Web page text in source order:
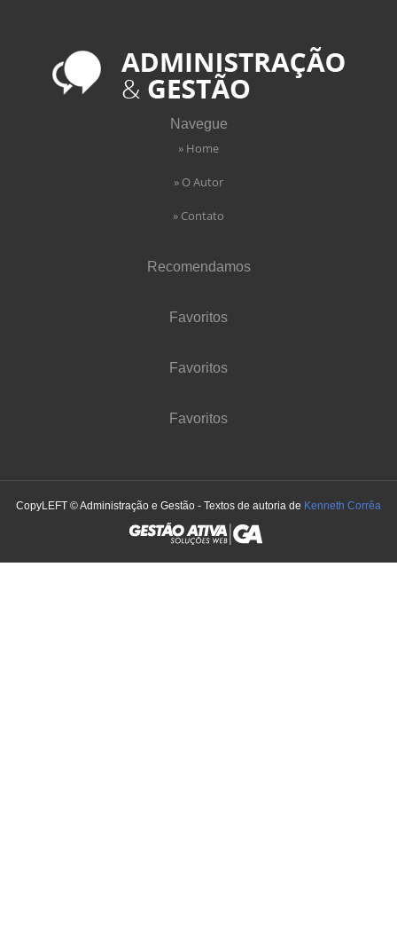
Navegue
» Home
» O Autor
» Contato
Recomendamos
Favoritos
Favoritos
Favoritos
CopyLEFT © Administração e Gestão - Textos de autoria de Kenneth Corrêa